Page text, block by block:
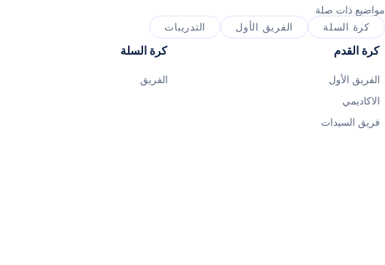
مواضيع ذات صلة
كرة السلة
الفريق الأول التدريبات
كرة القدم
الفريق الأول
الاكاديمي
فريق السيدات
كرة السلة
الفريق